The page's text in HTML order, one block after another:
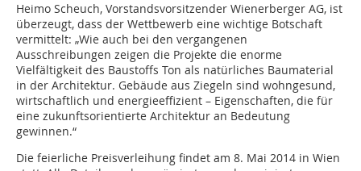
Heimo Scheuch, Vorstandsvorsitzender Wienerberger AG, ist
überzeugt, dass der Wettbewerb eine wichtige Botschaft
vermittelt: „Wie auch bei den vergangenen
Ausschreibungen zeigen die Projekte die enorme
Vielfältigkeit des Baustoffs Ton als natürliches Baumaterial
in der Architektur. Gebäude aus Ziegeln sind wohngesund,
wirtschaftlich und energieeffizient – Eigenschaften, die für
eine zukunftsorientierte Architektur an Bedeutung
gewinnen.“
Die feierliche Preisverleihung findet am 8. Mai 2014 in Wien